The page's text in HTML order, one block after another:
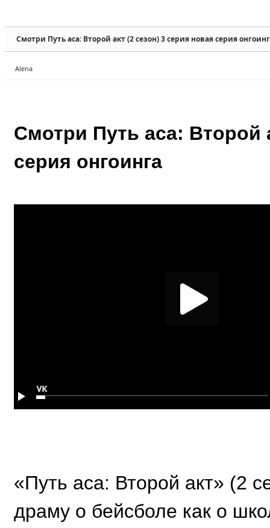
Смотри Путь аса: Второй акт (2 сезон) 3 серия новая серия
Alena
Смотри Путь аса: Второй
серия онгоинга
«Путь аса: Второй акт» (2
драму о бейсболе как о
Sketchbook5, 스케치북5
Sketchbook5, 스케치북5
Sketchbook5, 스케치북5
Sketchbook5, 스케치북5